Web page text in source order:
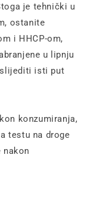
je tehnički u
ostanite
i HHCP-om,
u lipnju
slijediti isti put
konzumiranja,
testu na droge
nakon